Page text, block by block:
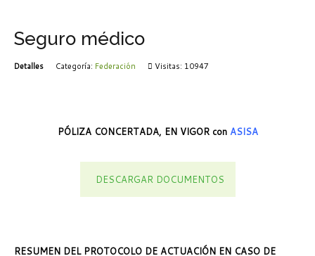
Seguro médico
Detalles Categoría: Federación Visitas: 10947
PÓLIZA CONCERTADA, EN VIGOR con ASISA
DESCARGAR DOCUMENTOS
RESUMEN DEL PROTOCOLO DE ACTUACIÓN EN CASO DE